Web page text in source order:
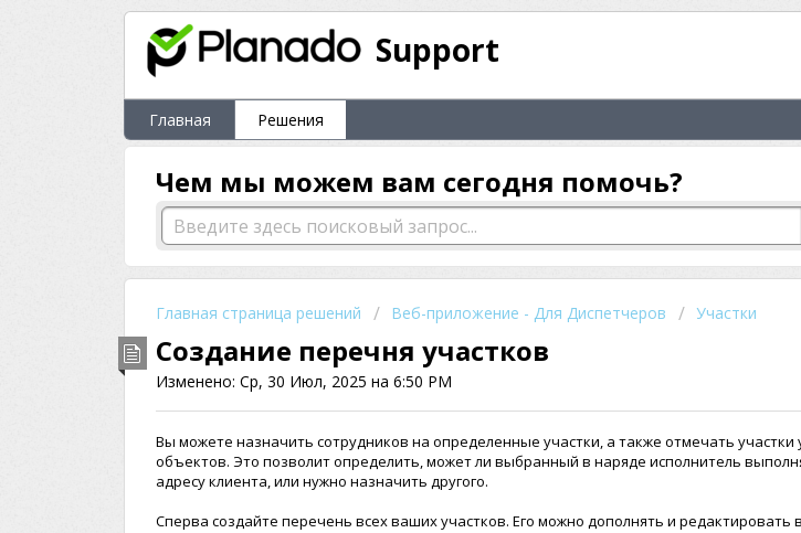
Support
Главная Решения
Чем мы можем вам сегодня помочь?
Главная страница решений Веб-приложение - Для Диспетчеров Участки
Создание перечня участков
Изменено: Ср, 30 Июл, 2025 на 6:50 PM
Вы можете назначить сотрудников на определенные участки, а также отмечать участки
объектов. Это позволит определить, может ли выбранный в наряде исполнитель
адресу клиента, или нужно назначить другого.
Сперва создайте перечень всех ваших участков. Его можно дополнять и редактировать